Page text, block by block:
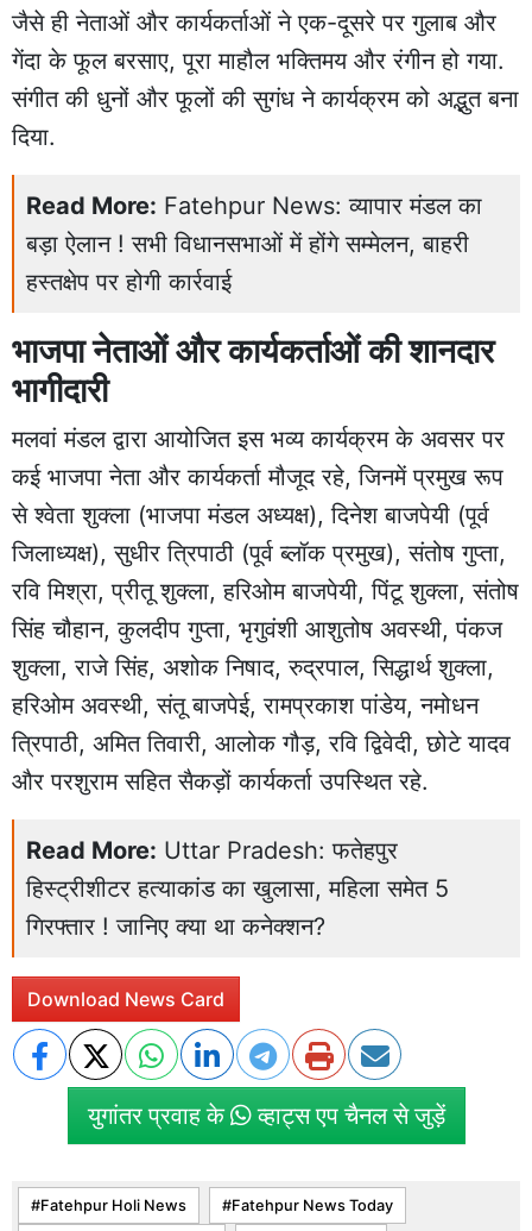
जैसे ही नेताओं और कार्यकर्ताओं ने एक-दूसरे पर गुलाब और
गेंदा के फूल बरसाए, पूरा माहौल भक्तिमय और रंगीन हो गया.
संगीत की धुनों और फूलों की सुगंध ने कार्यक्रम को अद्भुत बना
दिया.
Read More: Fatehpur News: व्यापार मंडल का
बड़ा ऐलान ! सभी विधानसभाओं में होंगे सम्मेलन, बाहरी
हस्तक्षेप पर होगी कार्रवाई
भाजपा नेताओं और कार्यकर्ताओं की शानदार
भागीदारी
मलवां मंडल द्वारा आयोजित इस भव्य कार्यक्रम के अवसर पर
कई भाजपा नेता और कार्यकर्ता मौजूद रहे, जिनमें प्रमुख रूप
से श्वेता शुक्ला (भाजपा मंडल अध्यक्ष), दिनेश बाजपेयी (पूर्व
जिलाध्यक्ष), सुधीर त्रिपाठी (पूर्व ब्लॉक प्रमुख), संतोष गुप्ता,
रवि मिश्रा, प्रीतू शुक्ला, हरिओम बाजपेयी, पिंटू शुक्ला, संतोष
सिंह चौहान, कुलदीप गुप्ता, भृगुवंशी आशुतोष अवस्थी, पंकज
शुक्ला, राजे सिंह, अशोक निषाद, रुद्रपाल, सिद्धार्थ शुक्ला,
हरिओम अवस्थी, संतू बाजपेई, रामप्रकाश पांडेय, नमोधन
त्रिपाठी, अमित तिवारी, आलोक गौड़, रवि द्विवेदी, छोटे यादव
और परशुराम सहित सैकड़ों कार्यकर्ता उपस्थित रहे.
Read More: Uttar Pradesh: फतेहपुर
हिस्ट्रीशीटर हत्याकांड का खुलासा, महिला समेत 5
गिरफ्तार ! जानिए क्या था कनेक्शन?
Download News Card
युगांतर प्रवाह के व्हाट्स एप चैनल से जुड़ें
Fatehpur Holi News Fatehpur News Today